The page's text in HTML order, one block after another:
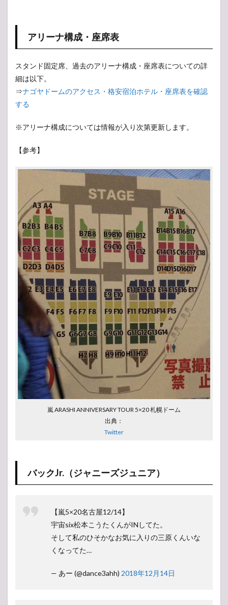
アリーナ構成・座席表
スタンド固定席、過去のアリーナ構成・座席表についての詳
細は以下。
⇒ナゴヤドームのアクセス・格安宿泊ホテル・座席表を確認
する
※アリーナ構成については情報が入り次第更新します。
【参考】
嵐 ARASHI ANNIVERSARY TOUR 5×20 札幌ドーム
出典：
Twitter
バックJr.（ジャニーズジュニア）
【嵐5×20名古屋12/14】
宇宙six松本こうたくんがINしてた。
そして私のひそかなお気に入りの三原くんいな
くなってた…
— あー (@dance3ahh) 2018年12月14日